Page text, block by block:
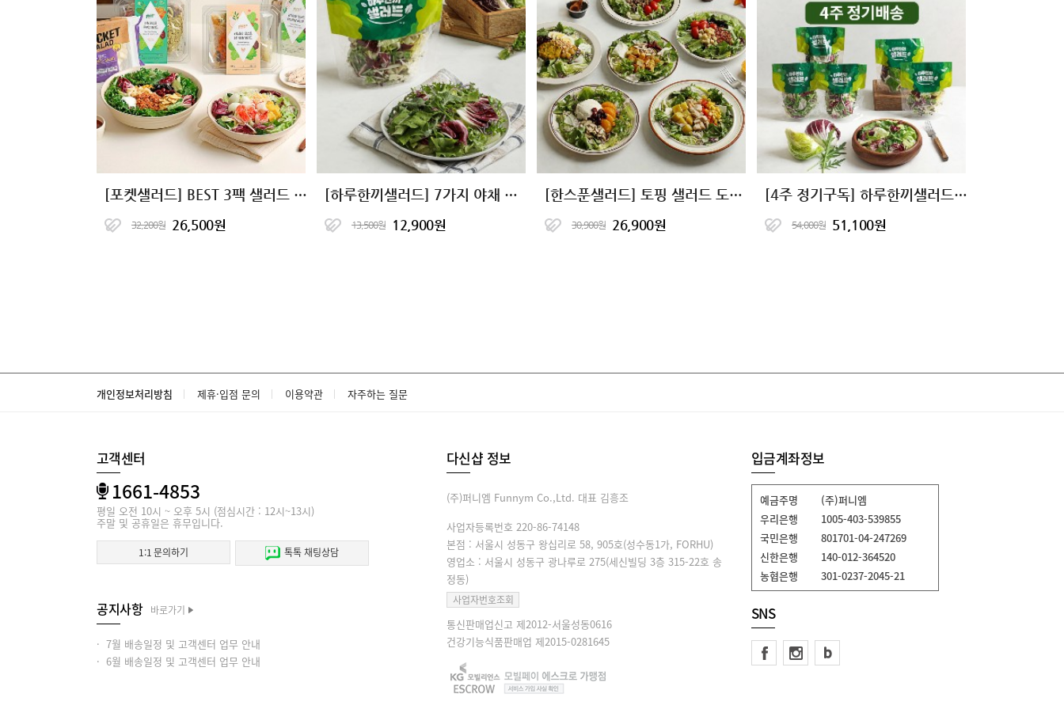
[포켓샐러드] BEST 3팩 샐러드 패키지
32,200원 26,500원
[하루한끼샐러드] 7가지 야채 샐러드
13,500원 12,900원
[한스푼샐러드] 토핑 샐러드 도시락 9종
30,900원 26,900원
[4주 정기구독] 하루한끼샐러드 한달 패키지
54,000원 51,100원
개인정보처리방침 제휴·입점 문의 이용약관 자주하는 질문
고객센터
1661-4853
평일 오전 10시 ~ 오후 5시 (점심시간 : 12시~13시)
주말 및 공휴일은 휴무입니다.
1:1 문의하기 톡톡 채팅상담
공지사항 바로가기
· 7월 배송일정 및 고객센터 업무 안내
· 6월 배송일정 및 고객센터 업무 안내
다신샵 정보
(주)퍼니엠 Funnym Co.,Ltd. 대표 김흥조
사업자등록번호 220-86-74148
본점 : 서울시 성동구 왕십리로 58, 905호(성수동1가, FORHU)
영업소 : 서울시 성동구 광나루로 275(세신빌딩 3층 315-22호 송
정동)
사업자번호조회
통신판매업신고 제2012-서울성동0616
건강기능식품판매업 제2015-0281645
입금계좌정보
예금주명
(주)퍼니엠
우리은행
1005-403-539855
국민은행
801701-04-247269
신한은행
140-012-364520
농협은행
301-0237-2045-21
SNS